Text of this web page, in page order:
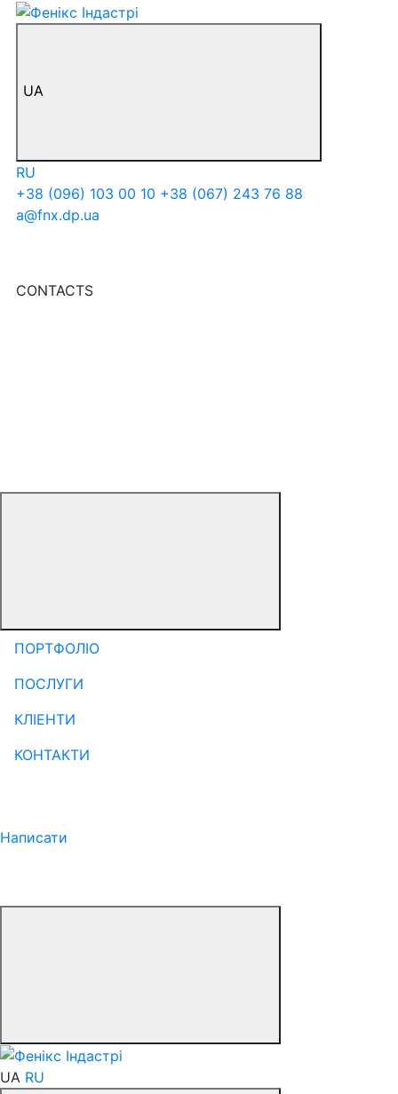
UA
RU
+38 (096) 103 00 10 +38 (067) 243 76 88
a@fnx.dp.ua
CONTACTS
ПОРТФОЛІО
ПОСЛУГИ
КЛІЕНТИ
КОНТАКТИ
Написати
UA RU